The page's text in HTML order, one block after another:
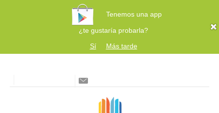
Tenemos una app
¿te gustaría probarla?
Sí
Más tarde